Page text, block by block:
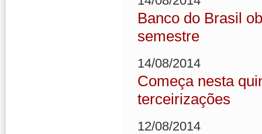
Banco do Brasil
semestre
14/08/2014
Começa nesta
terceirizações
12/08/2014